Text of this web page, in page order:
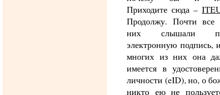
Приходите сюда –
Продолжу. Почти все
них слышали
электронную подпись,
многих из них она
имеется в
личности (eID), но, о
никто ею не